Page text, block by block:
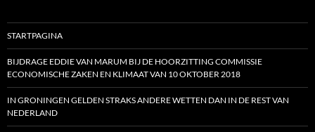
STARTPAGINA
BIJDRAGE EDDIE VAN MARUM BIJ DE HOORZITTING COMMISSIE
ECONOMISCHE ZAKEN EN KLIMAAT VAN 10 OKTOBER 2018
IN GRONINGEN GELDEN STRAKS ANDERE WETTEN DAN IN DE REST VAN
NEDERLAND